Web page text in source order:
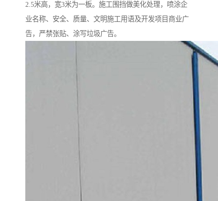
2.5米高，宽3米为一板。施工围挡做美化处理，喷涂企
业名称、安全、质量、文明施工用语及开发项目商业广
告，严禁张贴、涂写垃圾广告。